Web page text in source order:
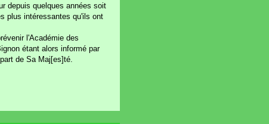
depuis quelques années soit
plus intéressantes qu'ils ont
l'Académie des
étant alors informé par
de Sa Maj[es]té.